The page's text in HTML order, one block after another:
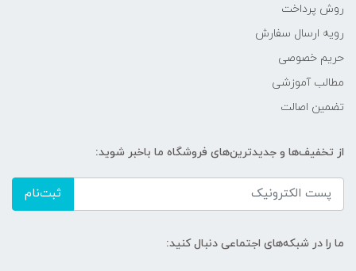
روش پرداخت
رویه ارسال سفارش
حریم خصوصی
مطالب آموزشی
تضمین اصالت
از تخفیف‌ها و جدیدترین‌های فروشگاه ما باخبر شوید:
ثبت‌نام
ما را در شبکه‌های اجتماعی دنبال کنید: